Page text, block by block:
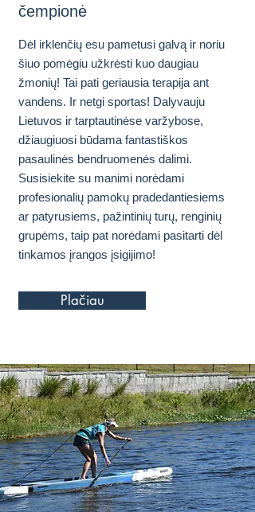
čempionė
Dėl irklenčių esu pametusi galvą ir noriu
šiuo pomėgiu užkrėsti kuo daugiau
žmonių! Tai pati geriausia terapija ant
vandens. Ir netgi sportas! Dalyvauju
Lietuvos ir tarptautinėse varžybose,
džiaugiuosi būdama fantastiškos
pasaulinės bendruomenės dalimi.
Susisiekite su manimi norėdami
profesionalių pamokų pradedantiesiems
ar patyrusiems, pažintinių turų, renginių
grupėms, taip pat norėdami pasitarti dėl
tinkamos įrangos įsigijimo!
Plačiau